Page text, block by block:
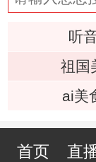
听
祖国
ai美
首页 直